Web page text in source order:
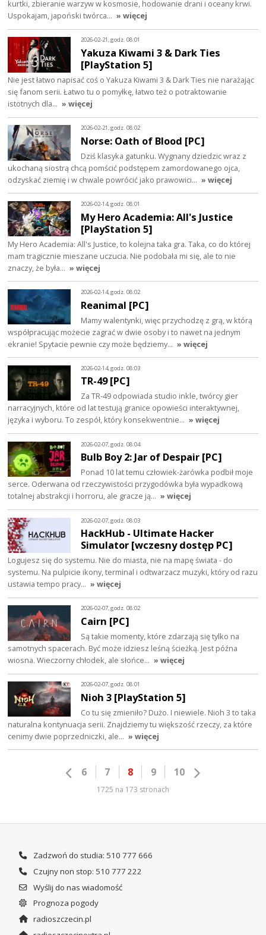
kurtki, zbieranie warzyw w kosmosie, hodowanie drani i oceany krwi.
Uspokajam, japoński twórca… » więcej
2026-02-21, godz. 08:01
Yakuza Kiwami 3 & Dark Ties
[PlayStation 5]
Nie jest łatwo napisać coś o Yakuza Kiwami 3 & Dark Ties nie narażając
się fanom serii. Łatwo tu o pomyłkę, łatwo też o potraktowanie
istotnych dla… » więcej
2026-02-21, godz. 08:02
Norse: Oath of Blood [PC]
Dziś klasyka gatunku. Wygnany dziedzic wraz z
ukochaną siostrą chcą pomścić podstępem zamordowanego ojca,
odzyskać ziemię i w chwale powrócić jako prawowici… » więcej
2026-02-14, godz. 08:01
My Hero Academia: All's Justice
[PlayStation 5]
My Hero Academia: All's Justice, to kolejna taka gra. Taka, co do której
mam tragicznie mieszane uczucia. Nie podobała mi się, ale to nie
znaczy, że była… » więcej
2026-02-14, godz. 08:02
Reanimal [PC]
Mamy walentynki, więc przychodzę z grą, w którą
współpracując możecie zagrać w dwie osoby i to nawet na jednym
ekranie! Spytacie pewnie czy może będziemy… » więcej
2026-02-14, godz. 08:03
TR-49 [PC]
Za TR-49 odpowiada studio inkle, twórcy gier
narracyjnych, które od lat testują granice opowieści interaktywnej,
języka i wyboru. To zespół, który konsekwentnie… » więcej
2026-02-07, godz. 08:04
Bulb Boy 2: Jar of Despair [PC]
Ponad 10 lat temu człowiek-żarówka podbił moje
serce. Oderwana od rzeczywistości przygodówka była wypadkową
totalnej abstrakcji i horroru, ale gracze ją… » więcej
2026-02-07, godz. 08:03
HackHub - Ultimate Hacker
Simulator [wczesny dostęp PC]
Logujesz się do systemu. Nie do miasta, nie na mapę świata - do
systemu. Na pulpicie ikony, terminal i odtwarzacz muzyki, który od razu
ustawia tempo pracy… » więcej
2026-02-07, godz. 08:02
Cairn [PC]
Są takie momenty, które zdarzają się tylko na
samotnych spacerach. Być może idziesz leśną ścieżką. Jest późna
wiosna. Wieczorny chłodek, ale słońce… » więcej
2026-02-07, godz. 08:01
Nioh 3 [PlayStation 5]
Co tu się zmieniło? Dużo. I niewiele. Nioh 3 to taka
naturalna kontynuacja serii. Znajdziemy tu większość rzeczy, za które
cenimy dwie poprzedniczki, ale… » więcej
6 7 8 9 10
1725 na 173 stronach
Zadzwoń do studia: 510 777 666
Czujny non stop: 510 777 222
Wyślij do nas wiadomość
Prognoza pogody
radioszczecin.pl